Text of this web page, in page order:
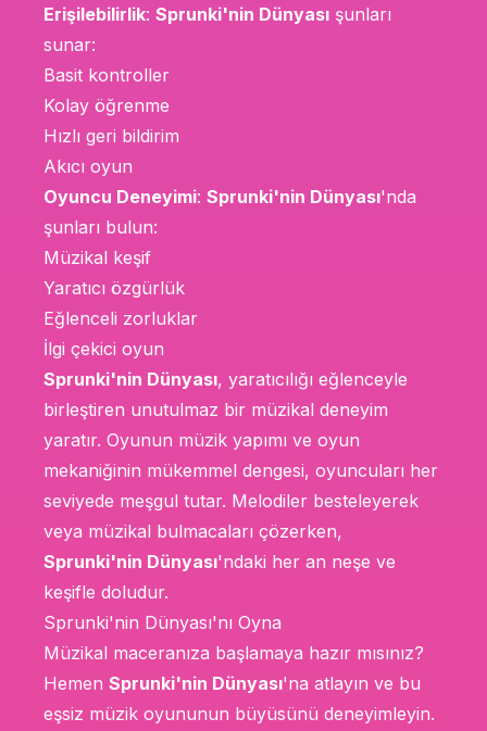
Erişilebilirlik: Sprunki'nin Dünyası şunları
sunar:
Basit kontroller
Kolay öğrenme
Hızlı geri bildirim
Akıcı oyun
Oyuncu Deneyimi: Sprunki'nin Dünyası'nda
şunları bulun:
Müzikal keşif
Yaratıcı özgürlük
Eğlenceli zorluklar
İlgi çekici oyun
Sprunki'nin Dünyası, yaratıcılığı eğlenceyle
birleştiren unutulmaz bir müzikal deneyim
yaratır. Oyunun müzik yapımı ve oyun
mekaniğinin mükemmel dengesi, oyuncuları her
seviyede meşgul tutar. Melodiler besteleyerek
veya müzikal bulmacaları çözerken,
Sprunki'nin Dünyası'ndaki her an neşe ve
keşifle doludur.
Sprunki'nin Dünyası'nı Oyna
Müzikal maceranıza başlamaya hazır mısınız?
Hemen Sprunki'nin Dünyası'na atlayın ve bu
eşsiz müzik oyununun büyüsünü deneyimleyin.